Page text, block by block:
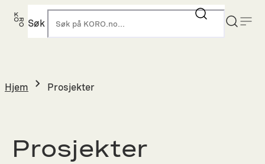
Hopp
Søk
Hjem Prosjekter
Prosjekter